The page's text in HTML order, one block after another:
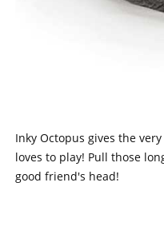
Inky Octopus gives the
loves to play! Pull those
good friend's head!